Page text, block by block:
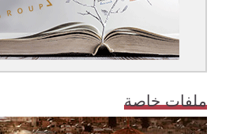
ملفات خاصة